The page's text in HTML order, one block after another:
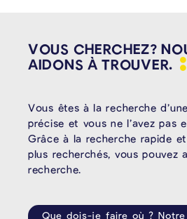
VOUS CHERCHEZ?
AIDONS ÀTROUVER.
Vous êtes à la recherche
précise et vous ne l’avez pas
Grâce à la recherche rapide
plus recherchés, vous pouvez
recherche.
Que dois-je faire où ?